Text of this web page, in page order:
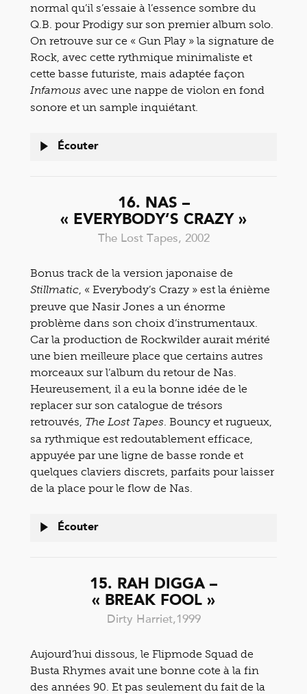
normal qu’il s’essaie à l’essence sombre du
Q.B. pour Prodigy sur son premier album solo.
On retrouve sur ce « Gun Play » la signature de
Rock, avec cette rythmique minimaliste et
cette basse futuriste, mais adaptée façon
Infamous avec une nappe de violon en fond
sonore et un sample inquiétant.
Écouter
16. NAS –
« EVERYBODY’S CRAZY »
The Lost Tapes, 2002
Bonus track de la version japonaise de
Stillmatic, « Everybody’s Crazy » est la énième
preuve que Nasir Jones a un énorme
problème dans son choix d’instrumentaux.
Car la production de Rockwilder aurait mérité
une bien meilleure place que certains autres
morceaux sur l’album du retour de Nas.
Heureusement, il a eu la bonne idée de le
replacer sur son catalogue de trésors
retrouvés, The Lost Tapes. Bouncy et rugueux,
sa rythmique est redoutablement efficace,
appuyée par une ligne de basse ronde et
quelques claviers discrets, parfaits pour laisser
de la place pour le flow de Nas.
Écouter
15. RAH DIGGA –
« BREAK FOOL »
Dirty Harriet,1999
Aujourd’hui dissous, le Flipmode Squad de
Busta Rhymes avait une bonne cote à la fin
des années 90. Et pas seulement du fait de la